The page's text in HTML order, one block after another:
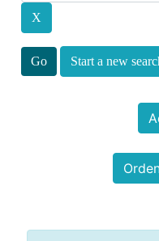
Start a new